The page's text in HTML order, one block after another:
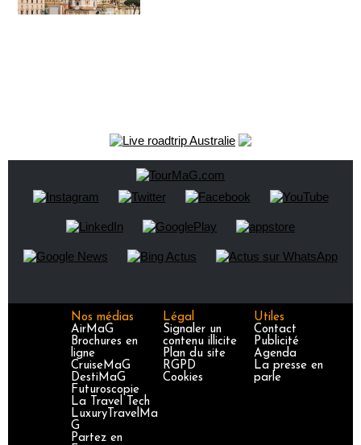
Nos médias
AirMaG
Brochures en
ligne
CruiseMaG
DestiMaG
Futuroscopie
La Travel Tech
LuxuryTravelMa
G
Partez en
Légal
Signaler un
contenu illicite
Plan du site
RGPD
Cookies
Utiles
Contact
Publicité
Agenda
La presse en
parle